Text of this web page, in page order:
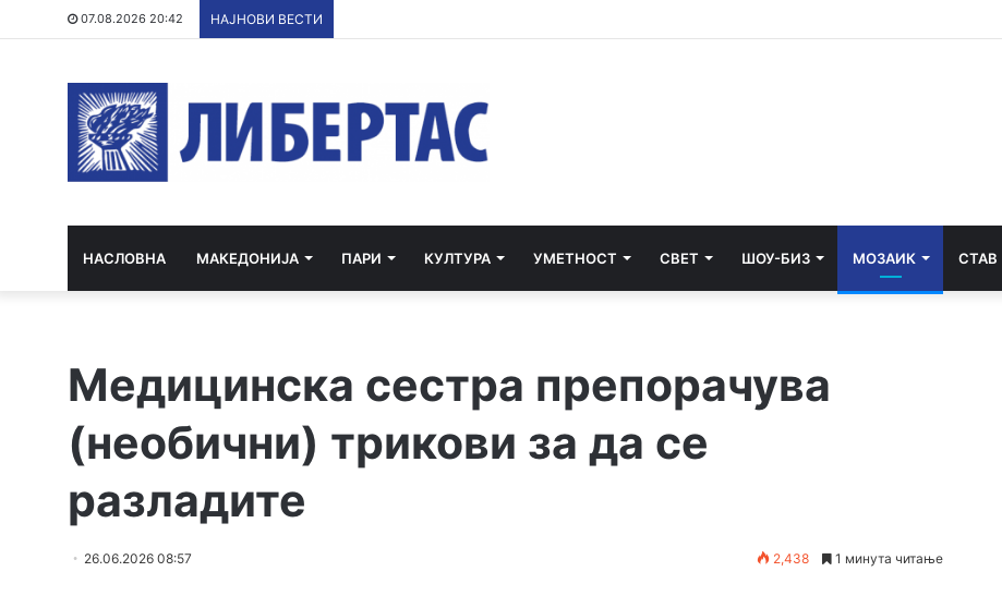
07.08.2026 20:42 НАЈНОВИ ВЕСТИ
НАСЛОВНА МАКЕДОНИЈА ПАРИ КУЛТУРА УМЕТНОСТ СВЕТ ШОУ-БИЗ МОЗАИК СТАВ
Медицинска сестра препорачува
(необични) трикови за да се
разладите
26.06.2026 08:57 2,438 1 минута читање